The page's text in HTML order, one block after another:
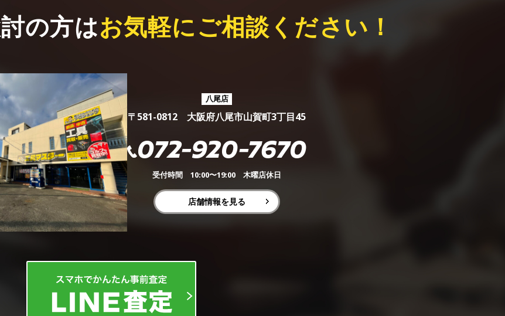
の方はお気軽にご相談ください！
八尾店
〒581-0812 大阪府八尾市山賀町3丁目45
072-920-7670
受付時間 10:00〜19:00 木曜店休日
店舗情報を見る